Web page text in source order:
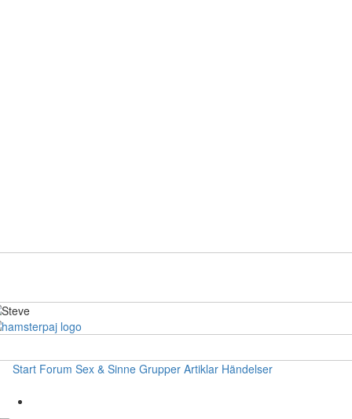
Start Forum Sex & Sinne Grupper Artiklar Händelser